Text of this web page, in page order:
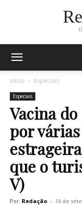
Início Especiais
Especiais
Vacina
por
que o
V)
Por Redação - 16 de